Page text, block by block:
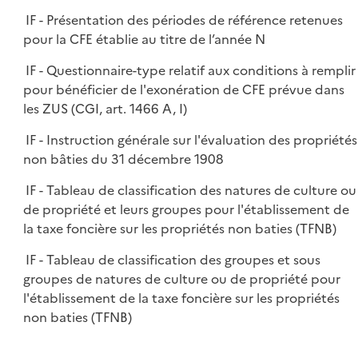
IF - Présentation des périodes de référence retenues
pour la CFE établie au titre de l’année N
IF - Questionnaire-type relatif aux conditions à remplir
pour bénéficier de l'exonération de CFE prévue dans
les ZUS (CGI, art. 1466 A, I)
IF - Instruction générale sur l'évaluation des propriétés
non bâties du 31 décembre 1908
IF - Tableau de classification des natures de culture ou
de propriété et leurs groupes pour l'établissement de
la taxe foncière sur les propriétés non baties (TFNB)
IF - Tableau de classification des groupes et sous
groupes de natures de culture ou de propriété pour
l'établissement de la taxe foncière sur les propriétés
non baties (TFNB)